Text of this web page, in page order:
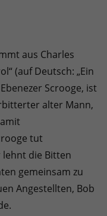
aus Charles
(auf Deutsch: „Ein
Scrooge, ist
alter Mann,
tut
lehnt die Bitten
gemeinsam zu
Angestellten, Bob